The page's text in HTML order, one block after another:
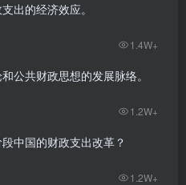
出的经济效应。
1.4W+
公共财政思想的发展脉络。
1.2W+
中国的财政支出改革？
1.2W+